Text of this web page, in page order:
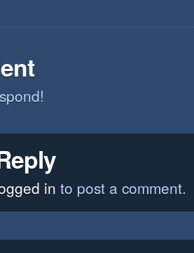
in to post a comment.